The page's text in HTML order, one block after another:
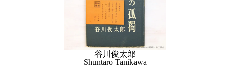
谷川俊太郎
Shuntaro Tanikawa